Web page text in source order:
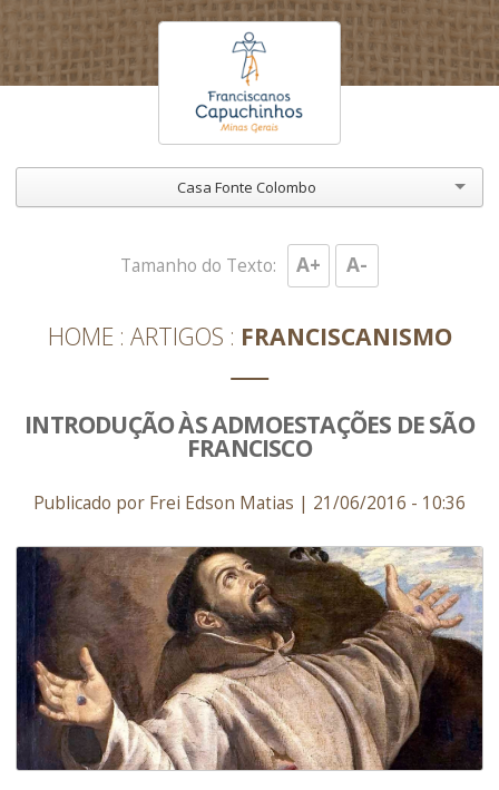
Casa Fonte Colombo
HOME ARTIGOS FRANCISCANISMO
Tamanho do Texto: A+ A-
INTRODUÇÃO ÀS ADMOESTAÇÕES DE SÃO
FRANCISCO
Publicado por Frei Edson Matias | 21/06/2016 - 10:36